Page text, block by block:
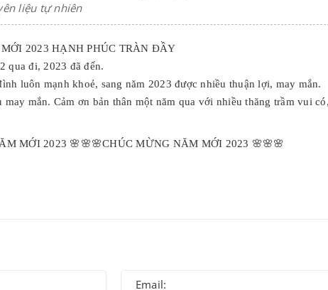
liệu tự nhiên
2023 HẠNH PHÚC TRÀN ĐẦY
qua đi, 2023 đã đến.
luôn mạnh khoẻ, sang năm 2023 được nhiều thuận lợi, may mắn.
mắn. Cảm ơn bản thân một năm qua với nhiều thăng trầm vui